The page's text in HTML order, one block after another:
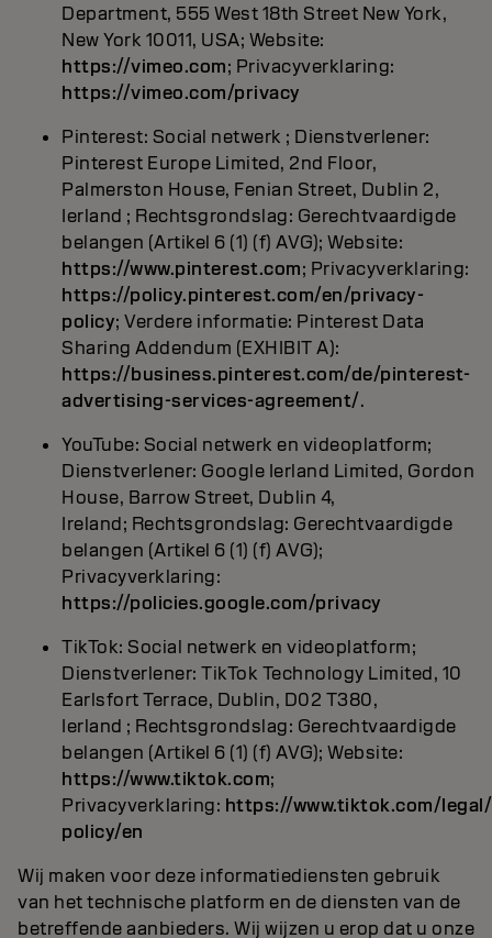
Department, 555 West 18th Street New York,
New York 10011, USA; Website:
https://vimeo.com; Privacyverklaring:
https://vimeo.com/privacy
Pinterest: Social netwerk ; Dienstverlener:
Pinterest Europe Limited, 2nd Floor,
Palmerston House, Fenian Street, Dublin 2,
Ierland ; Rechtsgrondslag: Gerechtvaardigde
belangen (Artikel 6 (1) (f) AVG); Website:
https://www.pinterest.com; Privacyverklaring:
https://policy.pinterest.com/en/privacy-
policy; Verdere informatie: Pinterest Data
Sharing Addendum (EXHIBIT A):
https://business.pinterest.com/de/pinterest-
advertising-services-agreement/.
YouTube: Social netwerk en videoplatform;
Dienstverlener: Google Ierland Limited, Gordon
House, Barrow Street, Dublin 4,
Ireland; Rechtsgrondslag: Gerechtvaardigde
belangen (Artikel 6 (1) (f) AVG);
Privacyverklaring:
https://policies.google.com/privacy
TikTok: Social netwerk en videoplatform;
Dienstverlener: TikTok Technology Limited, 10
Earlsfort Terrace, Dublin, D02 T380,
Ierland ; Rechtsgrondslag: Gerechtvaardigde
belangen (Artikel 6 (1) (f) AVG); Website:
https://www.tiktok.com;
Privacyverklaring: https://www.tiktok.com/
policy/en
Wij maken voor deze informatiediensten gebruik
van het technische platform en de diensten van de
betreffende aanbieders. Wij wijzen u erop dat u onze